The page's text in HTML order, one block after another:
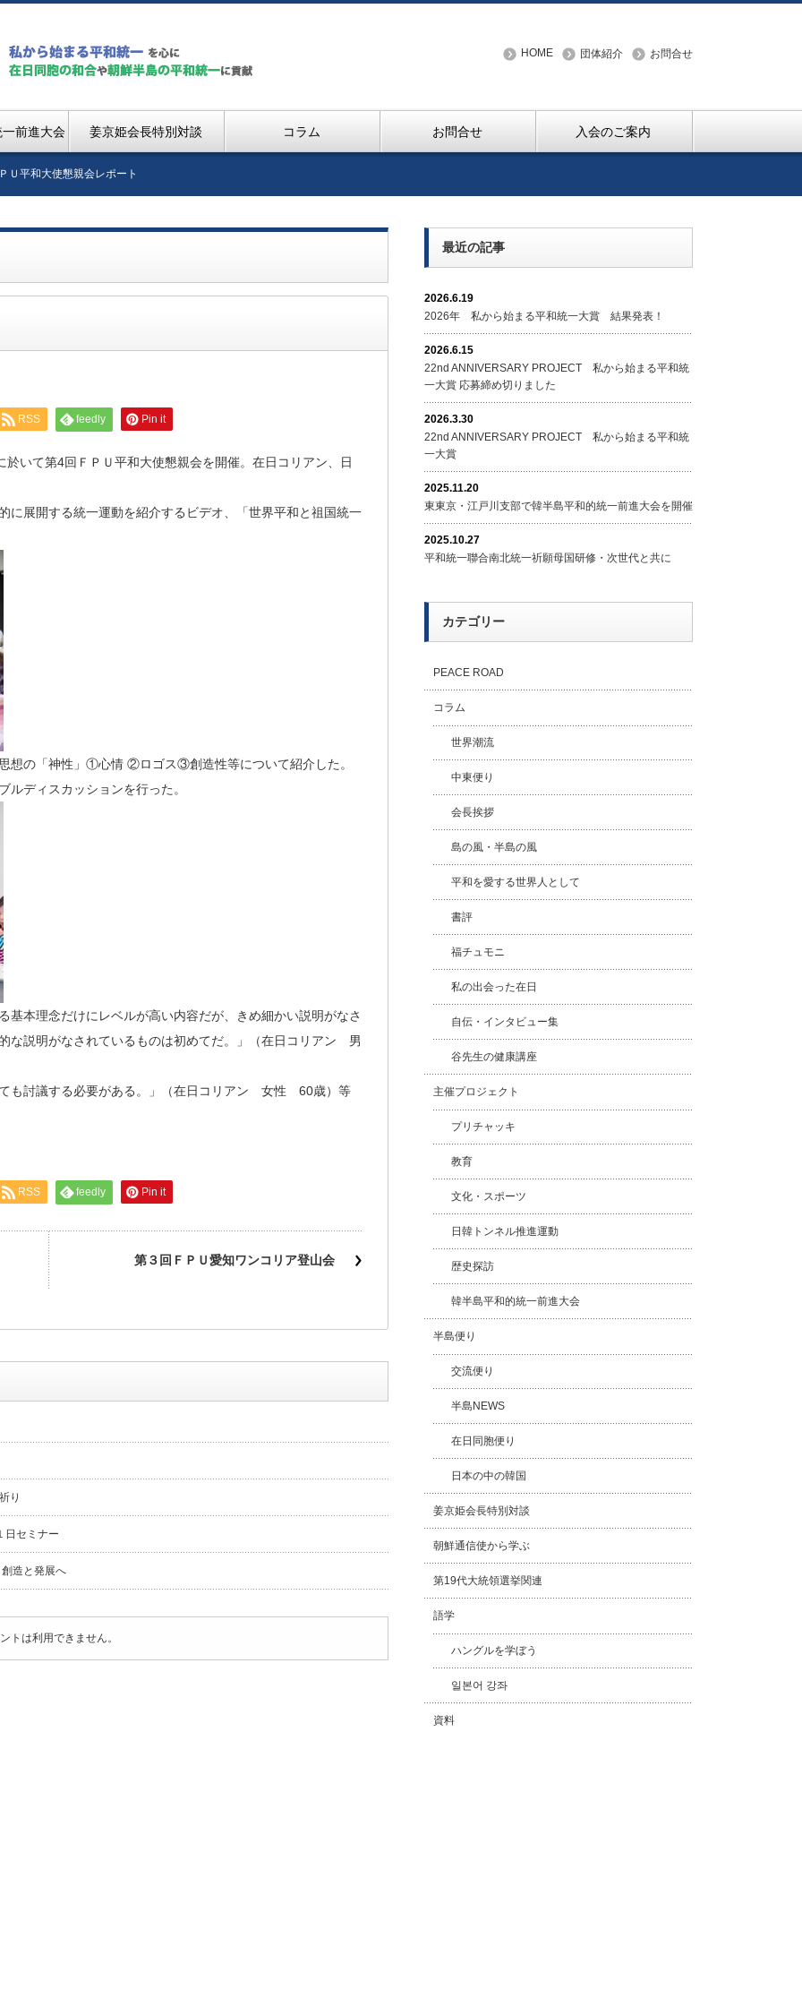
HOME 団体紹介 お問合せ
前進大会 姜京姫会長特別対談 コラム お問合せ 入会のご案内
Ｕ平和大使懇親会レポート
RSS feedly Pin it
いて第4回ＦＰＵ平和大使懇親会を開催。在日コリアン、日
展開する統一運動を紹介するビデオ、「世界平和と祖国統一
の「神性」①心情 ②ロゴス③創造性等について紹介した。
ルディスカッションを行った。
基本理念だけにレベルが高い内容だが、きめ細かい説明がなさ
な説明がなされているものは初めてだ。」（在日コリアン 男
も討議する必要がある。」（在日コリアン 女性 60歳）等
RSS feedly Pin it
第３回ＦＰＵ愛知ワンコリア登山会
り
日セミナー
造と発展へ
トは利用できません。
最近の記事
2026.6.19
2026年 私から始まる平和統一大賞 結果発表！
2026.6.15
22nd ANNIVERSARY PROJECT 私から始まる平和統
一大賞 応募締め切りました
2026.3.30
22nd ANNIVERSARY PROJECT 私から始まる平和統
一大賞
2025.11.20
東東京・江戸川支部で韓半島平和的統一前進大会を開催
2025.10.27
平和統一聯合南北統一祈願母国研修・次世代と共に
カテゴリー
PEACE ROAD
コラム
世界潮流
中東便り
会長挨拶
島の風・半島の風
平和を愛する世界人として
書評
福チュモニ
私の出会った在日
自伝・インタビュー集
谷先生の健康講座
主催プロジェクト
プリチャッキ
教育
文化・スポーツ
日韓トンネル推進運動
歴史探訪
韓半島平和的統一前進大会
半島便り
交流便り
半島NEWS
在日同胞便り
日本の中の韓国
姜京姫会長特別対談
朝鮮通信使から学ぶ
第19代大統領選挙関連
語学
ハングルを学ぼう
일본어 강좌
資料